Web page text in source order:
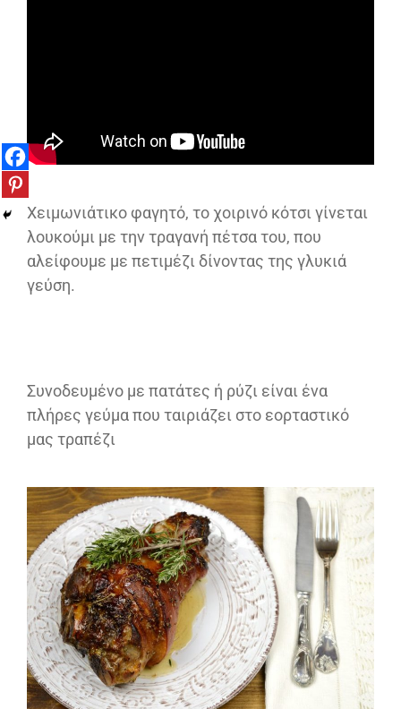
Χειμωνιάτικο φαγητό, το χοιρινό κότσι γίνεται
λουκούμι με την τραγανή πέτσα του, που
αλείφουμε με πετιμέζι δίνοντας της γλυκιά
γεύση.
Συνοδευμένο με πατάτες ή ρύζι είναι ένα
πλήρες γεύμα που ταιριάζει στο εορταστικό
μας τραπέζι